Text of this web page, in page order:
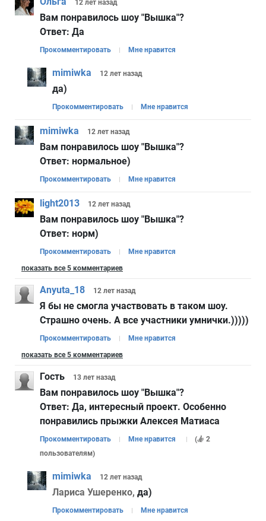
12 лет назад
Вам понравилось шоу "Вышка"?
Ответ: Да
Прокомментировать Мне нравится
mimiwka 12 лет назад
да)
Прокомментировать Мне нравится
mimiwka 12 лет назад
Вам понравилось шоу "Вышка"?
Ответ: нормальное)
Прокомментировать Мне нравится
light2013 12 лет назад
Вам понравилось шоу "Вышка"?
Ответ: норм)
Прокомментировать
Мне нравится
показать все 5 комментариев
Anyuta_18 12 лет назад
Я бы не смогла участвовать в таком шоу.
Страшно очень. А все участники умнички.)))))
Прокомментировать
Мне нравится
показать все 5 комментариев
Гость 13 лет назад
Вам понравилось шоу "Вышка"?
Ответ: Да, интересный проект. Особенно
понравились прыжки Алексея Матиаса
Прокомментировать Мне нравится (
2
пользователям)
mimiwka 12 лет назад
Лариса Ушеренко, да)
Прокомментировать
Мне нравится